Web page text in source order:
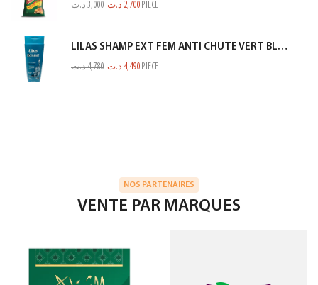
3,000د.ت 2,700 د.ت PIECE
LILAS SHAMP EXT FEM ANTI CHUTE VERT BLEUTE 350ML
4,780د.ت 4,490 د.ت PIECE
NOS PARTENAIRES
VENTE PAR MARQUES